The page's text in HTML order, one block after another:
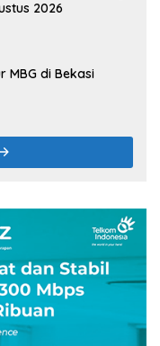
2026
MBG di Bekasi